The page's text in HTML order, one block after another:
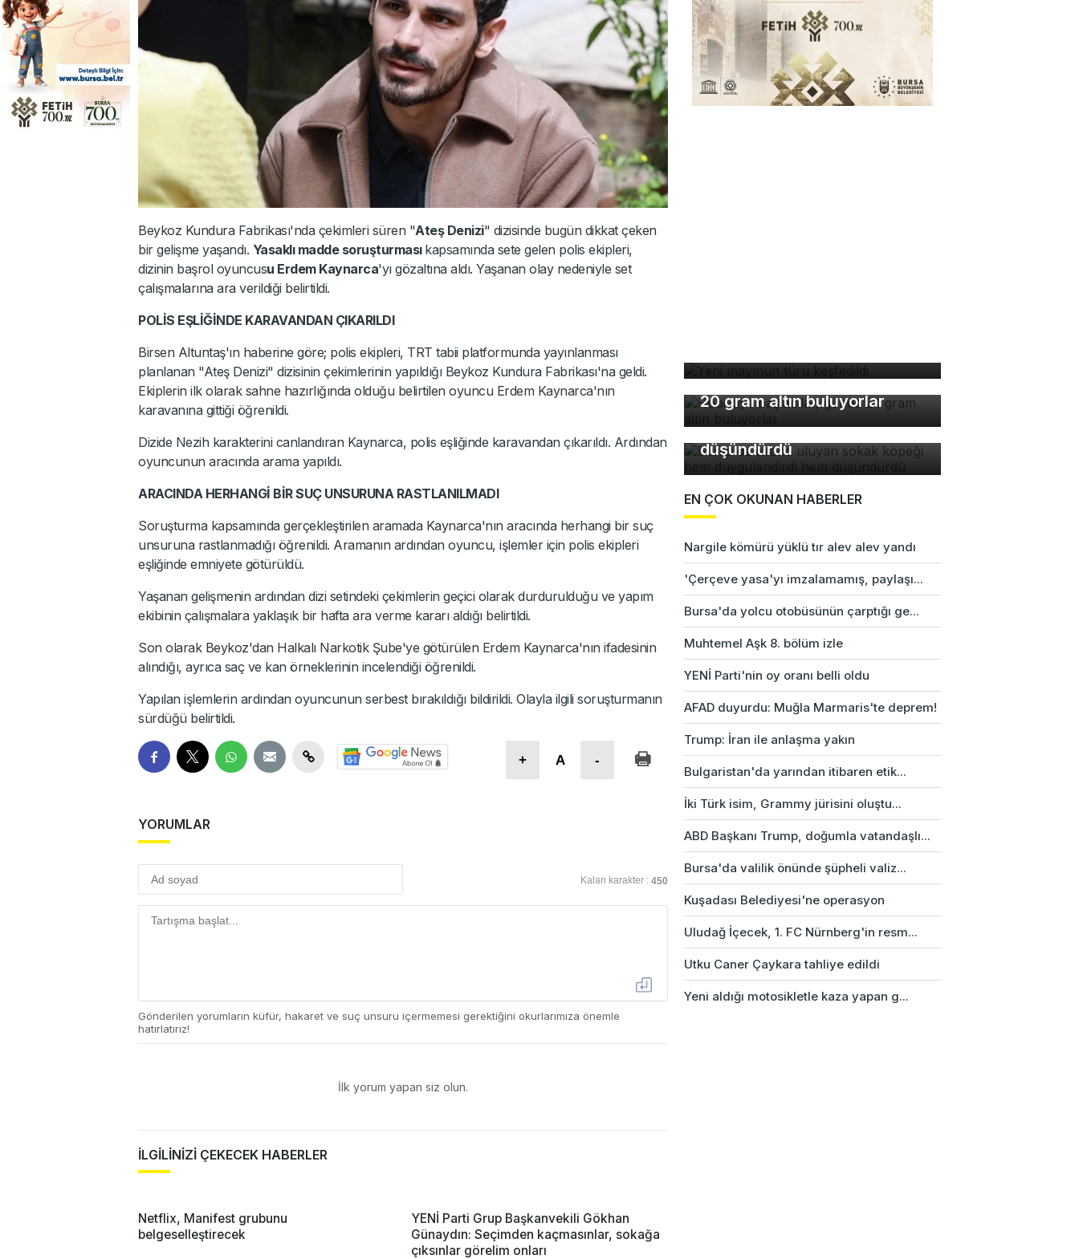
Beykoz Kundura Fabrikası'nda çekimleri süren "Ateş Denizi" dizisinde bugün dikkat çeken
bir gelişme yaşandı. Yasaklı madde soruşturması kapsamında sete gelen polis ekipleri,
dizinin başrol oyuncusu Erdem Kaynarca'yı gözaltına aldı. Yaşanan olay nedeniyle set
çalışmalarına ara verildiği belirtildi.
POLİS EŞLİĞİNDE KARAVANDAN ÇIKARILDI
Birsen Altuntaş'ın haberine göre; polis ekipleri, TRT tabii platformunda yayınlanması
planlanan "Ateş Denizi" dizisinin çekimlerinin yapıldığı Beykoz Kundura Fabrikası'na geldi.
Ekiplerin ilk olarak sahne hazırlığında olduğu belirtilen oyuncu Erdem Kaynarca'nın
karavanına gittiği öğrenildi.
Dizide Nezih karakterini canlandıran Kaynarca, polis eşliğinde karavandan çıkarıldı. Ardından
oyuncunun aracında arama yapıldı.
ARACINDA HERHANGİ BİR SUÇ UNSURUNA RASTLANILMADI
Soruşturma kapsamında gerçekleştirilen aramada Kaynarca'nın aracında herhangi bir suç
unsuruna rastlanmadığı öğrenildi. Aramanın ardından oyuncu, işlemler için polis ekipleri
eşliğinde emniyete götürüldü.
Yaşanan gelişmenin ardından dizi setindeki çekimlerin geçici olarak durdurulduğu ve yapım
ekibinin çalışmalara yaklaşık bir hafta ara verme kararı aldığı belirtildi.
Son olarak Beykoz'dan Halkalı Narkotik Şube'ye götürülen Erdem Kaynarca'nın ifadesinin
alındığı, ayrıca saç ve kan örneklerinin incelendiği öğrenildi.
Yapılan işlemlerin ardından oyuncunun serbest bırakıldığı bildirildi. Olayla ilgili soruşturmanın
sürdüğü belirtildi.
+ A -
YORUMLAR
Kalan karakter : 450
Gönderilen yorumların küfür, hakaret ve suç unsuru içermemesi gerektiğini okurlarımıza önemle
hatırlatırız!
İlk yorum yapan siz olun.
İLGİLİNİZİ ÇEKECEK HABERLER
Netflix, Manifest grubunu
belgeselleştirecek
YENİ Parti Grup Başkanvekili Gökhan
Günaydın: Seçimden kaçmasınlar, sokağa
çıksınlar görelim onları
Hobi diye başladılar, günde
20 gram altın buluyorlar
Bursa'da ezana uluyan
sokak köpeği hem
duygulandırdı hem
düşündürdü
EN ÇOK OKUNAN HABERLER
Nargile kömürü yüklü tır alev alev yandı
'Çerçeve yasa'yı imzalamamış, paylaşı...
Bursa'da yolcu otobüsünün çarptığı ge...
Muhtemel Aşk 8. bölüm izle
YENİ Parti'nin oy oranı belli oldu
AFAD duyurdu: Muğla Marmaris'te deprem!
Trump: İran ile anlaşma yakın
Bulgaristan'da yarından itibaren etik...
İki Türk isim, Grammy jürisini oluştu...
ABD Başkanı Trump, doğumla vatandaşlı...
Bursa'da valilik önünde şüpheli valiz...
Kuşadası Belediyesi'ne operasyon
Uludağ İçecek, 1. FC Nürnberg'in resm...
Utku Caner Çaykara tahliye edildi
Yeni aldığı motosikletle kaza yapan g...